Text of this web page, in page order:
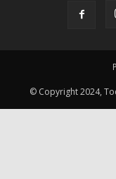
© Copyright 2024,